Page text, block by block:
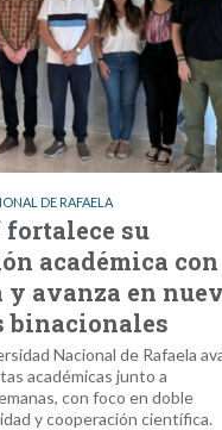
DE RAFAELA
fortalece su
académica con
avanza en
binacionales
Nacional de Rafaela
académicas junto a
con foco en doble
y cooperación científica.